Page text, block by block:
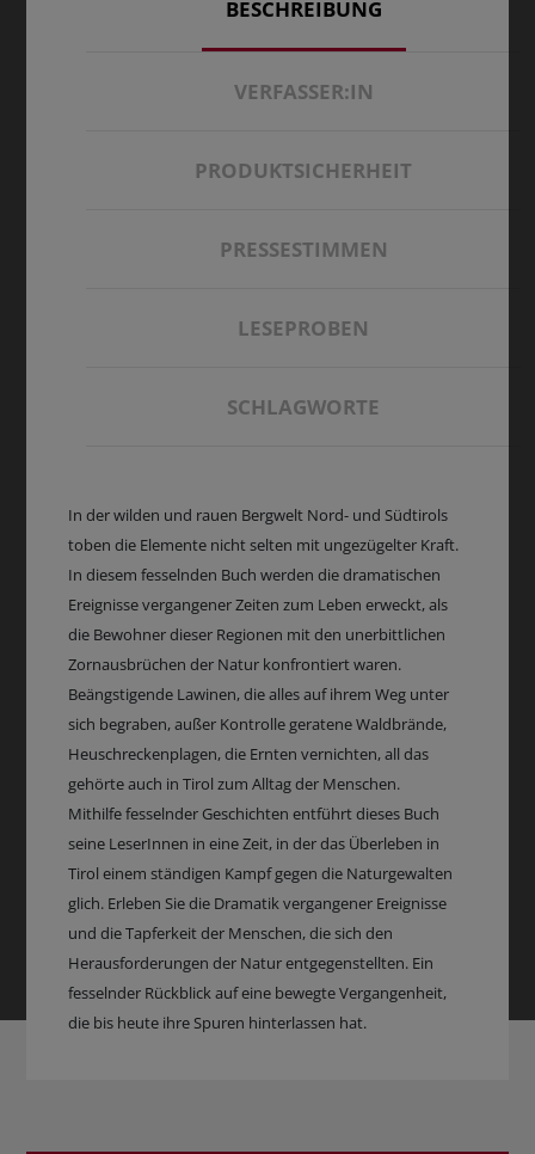
BESCHREIBUNG
VERFASSER:IN
PRODUKTSICHERHEIT
PRESSESTIMMEN
LESEPROBEN
SCHLAGWORTE
In der wilden und rauen Bergwelt Nord- und Südtirols
toben die Elemente nicht selten mit ungezügelter Kraft.
In diesem fesselnden Buch werden die dramatischen
Ereignisse vergangener Zeiten zum Leben erweckt, als
die Bewohner dieser Regionen mit den unerbittlichen
Zornausbrüchen der Natur konfrontiert waren.
Beängstigende Lawinen, die alles auf ihrem Weg unter
sich begraben, außer Kontrolle geratene Waldbrände,
Heuschreckenplagen, die Ernten vernichten, all das
gehörte auch in Tirol zum Alltag der Menschen.
Mithilfe fesselnder Geschichten entführt dieses Buch
seine LeserInnen in eine Zeit, in der das Überleben in
Tirol einem ständigen Kampf gegen die Naturgewalten
glich. Erleben Sie die Dramatik vergangener Ereignisse
und die Tapferkeit der Menschen, die sich den
Herausforderungen der Natur entgegenstellten. Ein
fesselnder Rückblick auf eine bewegte Vergangenheit,
die bis heute ihre Spuren hinterlassen hat.